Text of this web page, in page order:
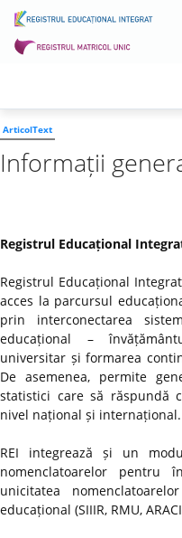
ArticolText
Informații
Registrul Educațional
Registrul Educațional
acces la parcursul
prin interconectarea
educațional –
universitar și formarea
De asemenea, permite
statistici care să răspundă
nivel național și internațional.
REI integrează și un
nomenclatoarelor pentru
unicitatea
educațional (SIIIR, RMU,